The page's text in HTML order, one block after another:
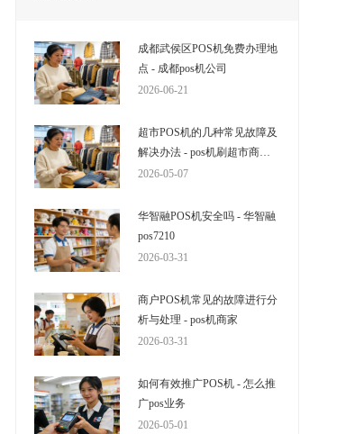
成都武侯区POS机免费办理地
点 - 成都pos机公司
2026-06-21
超市POS机的几种常见故障及
解决办法 - pos机刷超市商户
没问题吧
2026-05-07
华智融POS机安全吗 - 华智融
pos7210
2026-03-31
商户POS机常见的故障进行分
析与处理 - pos机商家
2026-03-31
如何有效推广POS机 - 怎么推
广pos业务
2026-05-01